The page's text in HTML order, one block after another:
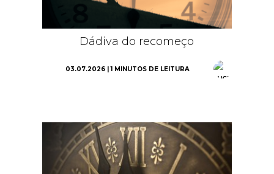
Dádiva do recomeço
03.07.2026 | 1 MINUTOS DE LEITURA